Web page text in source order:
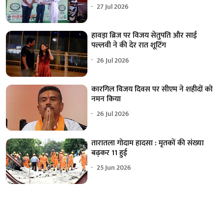
27 Jul 2026
हावड़ा ब्रिज पर विजय सेतुपति और साई
पल्लवी ने की देर रात शूटिंग
26 Jul 2026
कारगिल विजय दिवस पर सीएम ने शहीदों को
नमन किया
26 Jul 2026
तारातला गोदाम हादसा : मृतकों की संख्या
बढ़कर 11 हुई
25 Jun 2026